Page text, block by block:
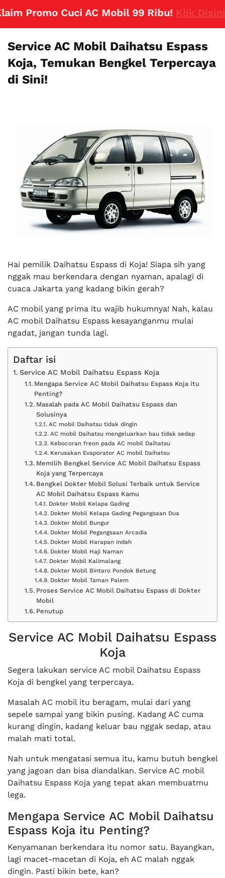
Promo Cuci AC Mobil 99 Ribu!Klik Disini
Service AC Mobil Daihatsu Espass
Koja, Temukan Bengkel Terpercaya
di Sini!
Hai pemilik Daihatsu Espass di Koja! Siapa sih yang
nggak mau berkendara dengan nyaman, apalagi di
cuaca Jakarta yang kadang bikin gerah?
AC mobil yang prima itu wajib hukumnya! Nah, kalau
AC mobil Daihatsu Espass kesayanganmu mulai
ngadat, jangan tunda lagi.
Daftar isi
Service AC Mobil Daihatsu Espass Koja
Mengapa Service AC Mobil Daihatsu Espass Koja itu
Penting?
Masalah pada AC Mobil Daihatsu Espass dan
Solusinya
AC mobil Daihatsu tidak dingin
AC mobil Daihatsu mengeluarkan bau tidak sedap
Kebocoran freon pada AC mobil Daihatsu
Kerusakan Evaporator AC mobil Daihatsu
Memilih Bengkel Service AC Mobil Daihatsu Espass
Koja yang Terpercaya
Bengkel Dokter Mobil Solusi Terbaik untuk Service
AC Mobil Daihatsu Espass Kamu
Dokter Mobil Kelapa Gading
Dokter Mobil Kelapa Gading Pegangsaan Dua
Dokter Mobil Bungur
Dokter Mobil Pegangsaan Arcadia
Dokter Mobil Harapan indah
Dokter Mobil Haji Naman
Dokter Mobil Kalimalang
Dokter Mobil Bintaro Pondok Betung
Dokter Mobil Taman Palem
Proses Service AC Mobil Daihatsu Espass di Dokter
Mobil
Penutup
Service AC Mobil Daihatsu Espass
Koja
Segera lakukan service AC mobil Daihatsu Espass
Koja di bengkel yang terpercaya.
Masalah AC mobil itu beragam, mulai dari yang
sepele sampai yang bikin pusing. Kadang AC cuma
kurang dingin, kadang keluar bau nggak sedap, atau
malah mati total.
Nah untuk mengatasi semua itu, kamu butuh bengkel
yang jagoan dan bisa diandalkan. Service AC mobil
Daihatsu Espass Koja yang tepat akan membuatmu
lega.
Mengapa Service AC Mobil Daihatsu
Espass Koja itu Penting?
Kenyamanan berkendara itu nomor satu. Bayangkan,
lagi macet-macetan di Koja, eh AC malah nggak
dingin. Pasti bikin bete, kan?